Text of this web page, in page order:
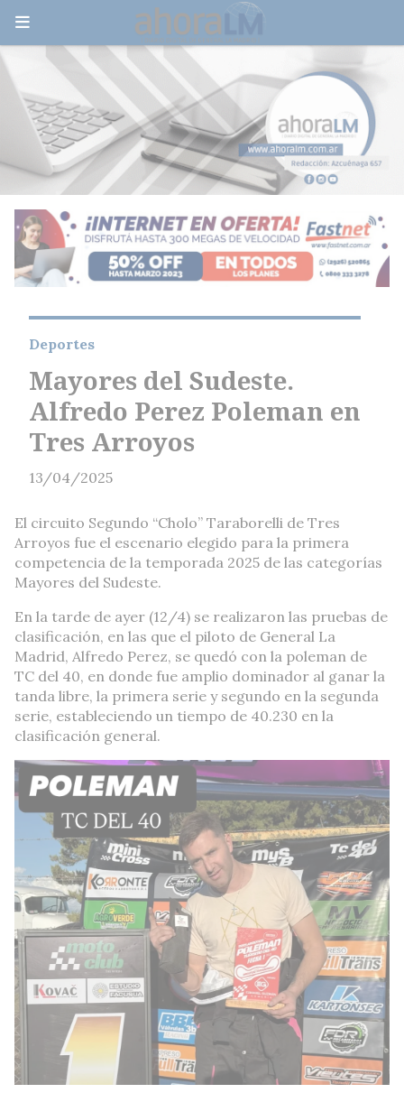
Mayores del Sudeste.
Alfredo Perez Poleman en
Tres Arroyos
Deportes
13/04/2025
El circuito Segundo “Cholo” Taraborelli de Tres
Arroyos fue el escenario elegido para la primera
competencia de la temporada 2025 de las categorías
Mayores del Sudeste.
En la tarde de ayer (12/4) se realizaron las pruebas de
clasificación, en las que el piloto de General La
Madrid, Alfredo Perez, se quedó con la poleman de
TC del 40, en donde fue amplio dominador al ganar la
tanda libre, la primera serie y segundo en la segunda
serie, estableciendo un tiempo de 40.230 en la
clasificación general.